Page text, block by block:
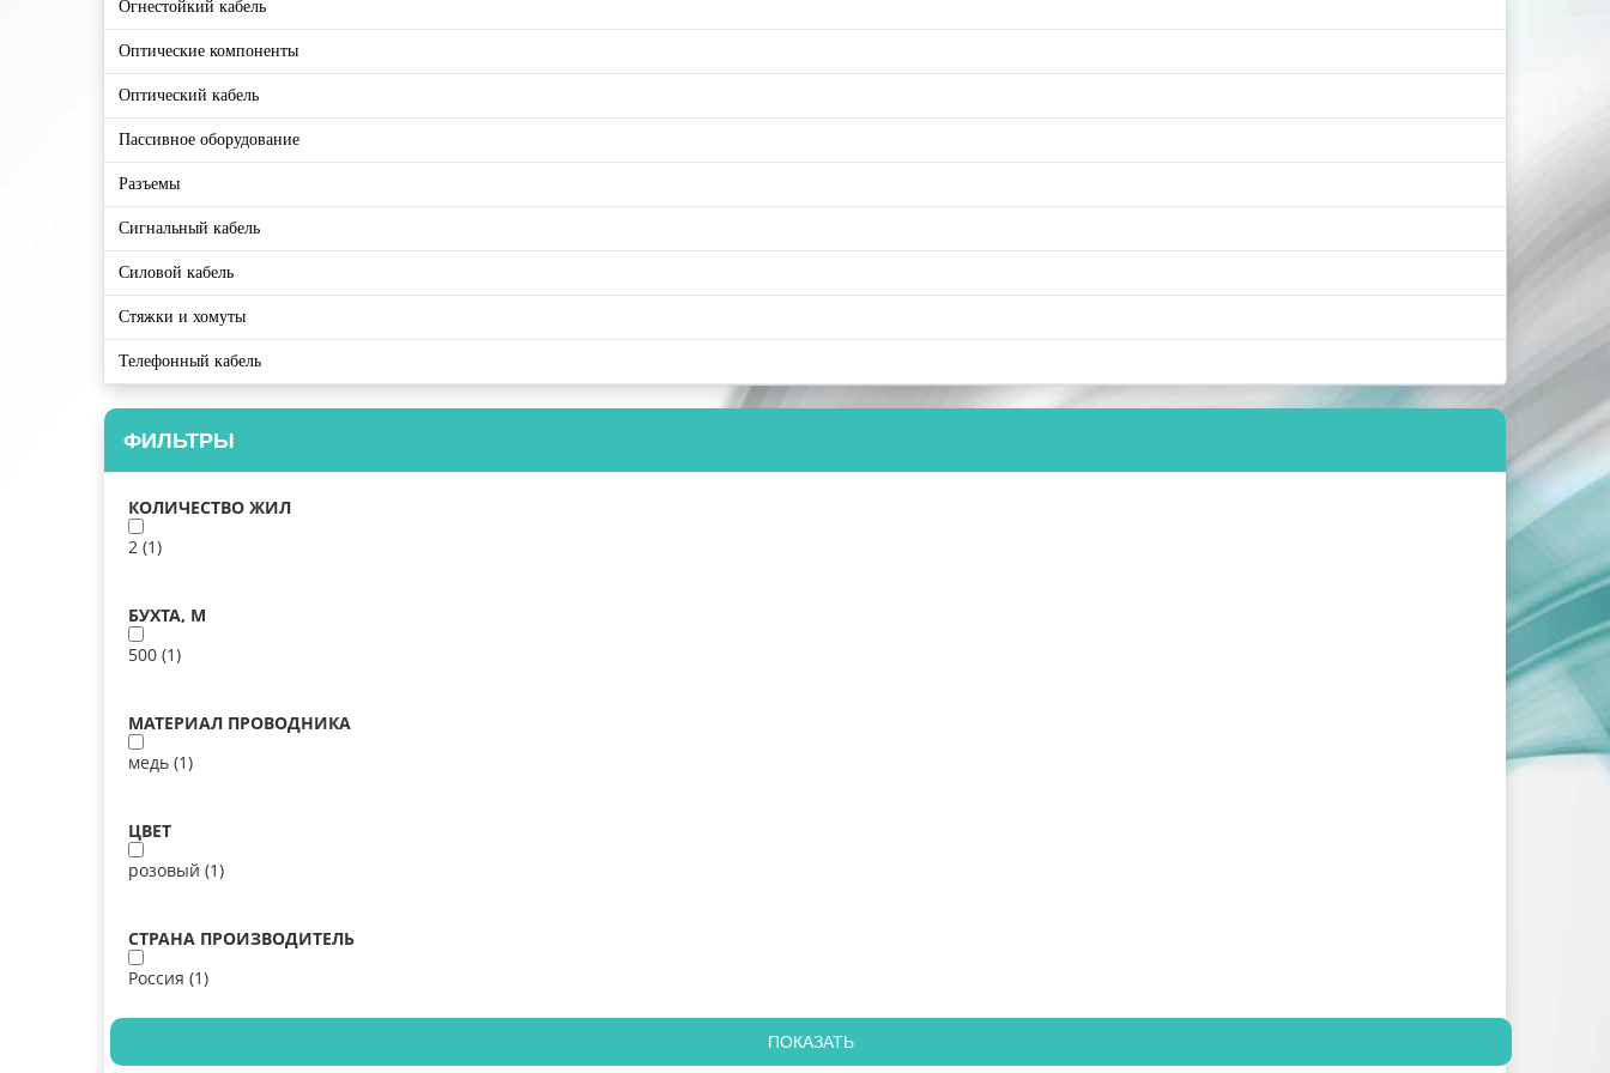
Огнестойкий кабель
Оптические компоненты
Оптический кабель
Пассивное оборудование
Разъемы
Сигнальный кабель
Силовой кабель
Стяжки и хомуты
Телефонный кабель
ФИЛЬТРЫ
КОЛИЧЕСТВО ЖИЛ
2 (1)
БУХТА, М
500 (1)
МАТЕРИАЛ ПРОВОДНИКА
медь (1)
ЦВЕТ
розовый (1)
СТРАНА ПРОИЗВОДИТЕЛЬ
Россия (1)